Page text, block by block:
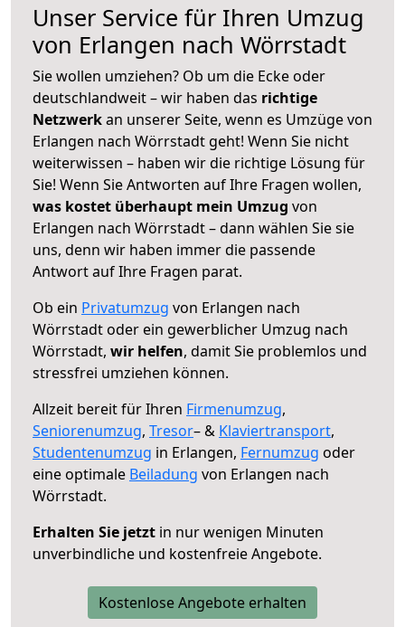
Unser Service für Ihren Umzug
von Erlangen nach Wörrstadt
Sie wollen umziehen? Ob um die Ecke oder
deutschlandweit – wir haben das richtige
Netzwerkan unserer Seite, wenn es Umzüge von
Erlangen nach Wörrstadt geht! Wenn Sie nicht
weiterwissen – haben wir die richtige Lösung für
Sie! Wenn Sie Antworten auf Ihre Fragen wollen,
was kostet überhaupt mein Umzug von
Erlangen nach Wörrstadt – dann wählen Sie sie
uns, denn wir haben immer die passende
Antwort auf Ihre Fragen parat.
Ob ein Privatumzug von Erlangen nach
Wörrstadt oder ein gewerblicher Umzug nach
Wörrstadt, wir helfen, damit Sie problemlos und
stressfrei umziehen können.
Allzeit bereit für Ihren Firmenumzug,
Seniorenumzug, Tresor– & Klaviertransport,
Studentenumzug in Erlangen, Fernumzug oder
eine optimale Beiladung von Erlangen nach
Wörrstadt.
Erhalten Sie jetzt in nur wenigen Minuten
unverbindliche und kostenfreie Angebote.
Kostenlose Angebote erhalten